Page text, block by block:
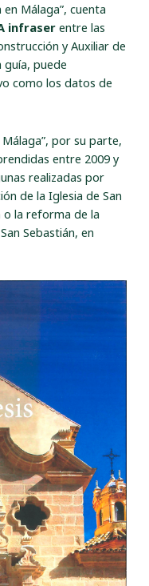
en Málaga”, cuenta
infraserentre las
y Auxiliar de
guía, puede
como los datos de
por su parte,
entre 2009 y
realizadas por
de la Iglesia de San
o la reforma de la
Sebastián, en